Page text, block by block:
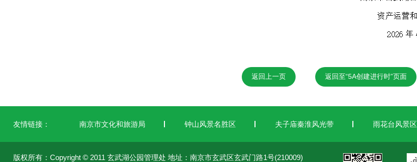
返回上一页 返回至“5A创建进行时”页面
友情链接： 南京市文化和旅游局 钟山风景名胜区 夫子庙秦淮风光带 雨花台风景区
版权所有：Copyright © 2011 玄武湖公园管理处 地址：南京市玄武区玄武门路1号(210009)